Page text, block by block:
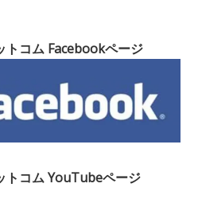
コム Facebookページ
トコム YouTubeページ